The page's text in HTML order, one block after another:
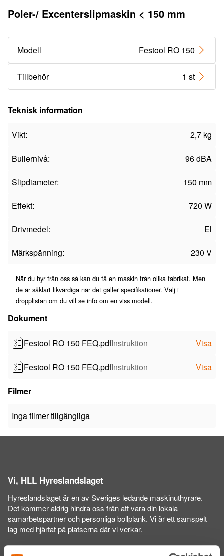
Poler-/ Excenterslipmaskin < 150 mm
Modell Festool RO 150
Tillbehör 1 st
Teknisk information
Vikt: 2,7 kg
Bullernivå: 96 dBA
Slipdiameter: 150 mm
Effekt: 720 W
Drivmedel: El
Märkspänning: 230 V
När du hyr från oss så kan du få en maskin från olika fabrikat. Men
de är såklart likvärdiga när det gäller specifikationer. Välj i
dropplistan om du vill se info om en viss modell.
Dokument
Festool RO 150 FEQ.pdfInstruktion Visa
Festool RO 150 FEQ.pdfInstruktion Visa
Filmer
Inga filmer tillgängliga
Vi, HLL Hyreslandslaget
Hyreslandslaget är en av Sveriges ledande maskinuthyrare.
Det kommer aldrig hindra oss från att vara din lokala
samarbetspartner och personliga bollplank. Vi är ett samspelt
lag med hjärtat på platserna där vi verkar.